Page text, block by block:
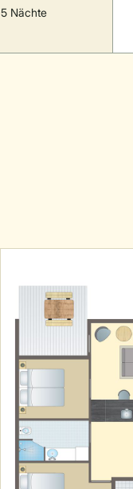
5 Nächte